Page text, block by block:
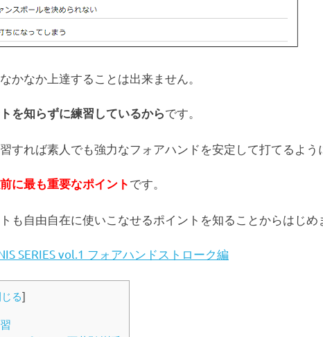
かなか上達することは出来ません。
を知らずに練習しているからです。
すれば素人でも強力なフォアハンドを安定して打てるよう
に最も重要なポイントです。
も自由自在に使いこなせるポイントを知ることからはじめ
SERIES vol.1 フォアハンドストローク編
る]